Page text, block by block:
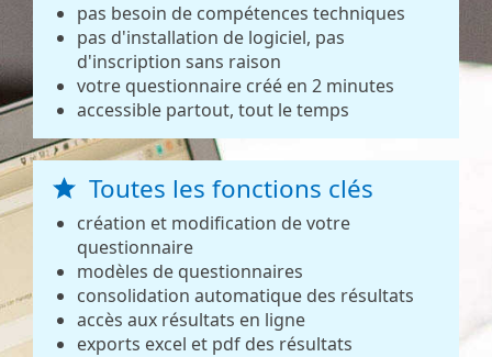
pas besoin de compétences techniques
pas d'installation de logiciel, pas
d'inscription sans raison
votre questionnaire créé en 2 minutes
accessible partout, tout le temps
Toutes les fonctions clés
création et modification de votre
questionnaire
modèles de questionnaires
consolidation automatique des résultats
accès aux résultats en ligne
exports excel et pdf des résultats